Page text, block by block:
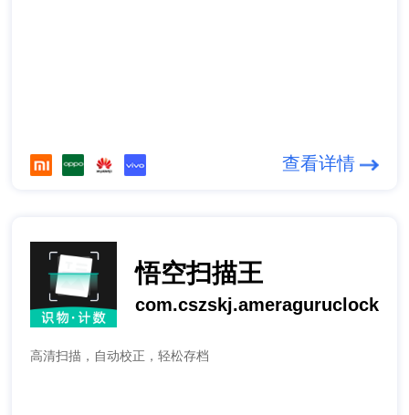
查看详情
悟空扫描王
com.cszskj.ameraguruclock
高清扫描，自动校正，轻松存档